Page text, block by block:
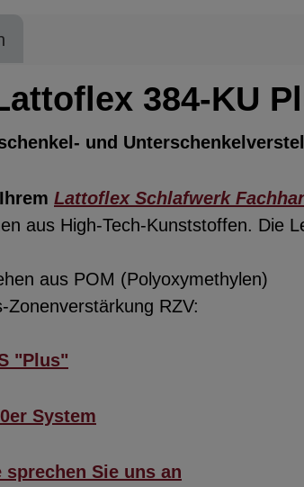
384-KU
und
Lattoflex Schlafwerk
aus High-Tech-Kunststoffen. Die
aus POM (Polyoxymethylen)
RZV:
"Plus"
System
sprechen Sie uns an